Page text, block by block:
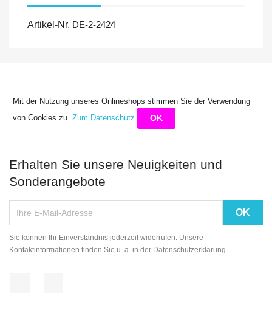
Artikel-Nr. DE-2-2424
Mit der Nutzung unseres Onlineshops stimmen Sie der Verwendung
von Cookies zu. Zum Datenschutz OK
Erhalten Sie unsere Neuigkeiten und
Sonderangebote
Sie können Ihr Einverständnis jederzeit widerrufen. Unsere
Kontaktinformationen finden Sie u. a. in der Datenschutzerklärung.